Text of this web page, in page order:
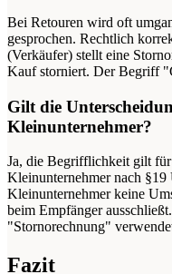
Bei Retouren wird oft
gesprochen. Rechtlich
(Verkäufer) stellt eine
Kauf storniert. Der Begriff
Gilt die
Kleinunternehmer?
Ja, die Begrifflichkeit gilt
Kleinunternehmer nach
Kleinunternehmer keine
beim Empfänger
"Stornorechnung"
Fazit